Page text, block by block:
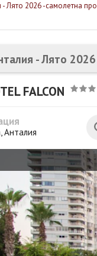
- Лято 2026 -самолетна
- Лято
FALCON
Анталия